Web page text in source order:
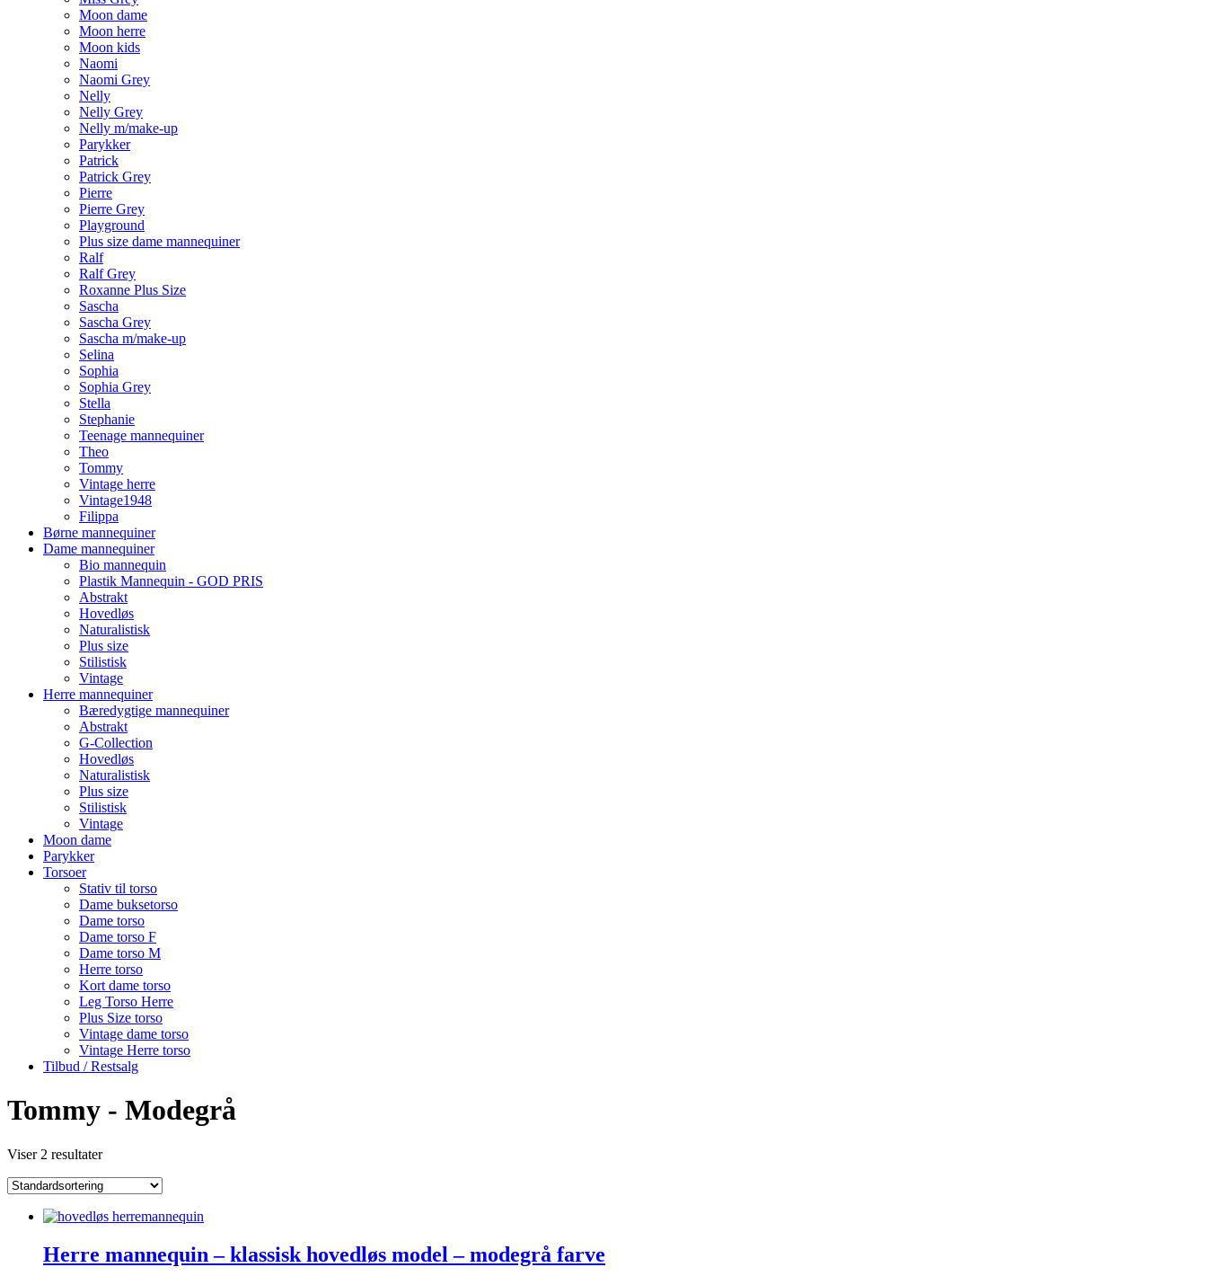
Moon dame
Moon herre
Moon kids
Naomi
Naomi Grey
Nelly
Nelly Grey
Nelly m/make-up
Parykker
Patrick
Patrick Grey
Pierre
Pierre Grey
Playground
Plus size dame mannequiner
Ralf
Ralf Grey
Roxanne Plus Size
Sascha
Sascha Grey
Sascha m/make-up
Selina
Sophia
Sophia Grey
Stella
Stephanie
Teenage mannequiner
Theo
Tommy
Vintage herre
Vintage1948
Filippa
Børne mannequiner
Dame mannequiner
Bio mannequin
Plastik Mannequin - GOD PRIS
Abstrakt
Hovedløs
Naturalistisk
Plus size
Stilistisk
Vintage
Herre mannequiner
Bæredygtige mannequiner
Abstrakt
G-Collection
Hovedløs
Naturalistisk
Plus size
Stilistisk
Vintage
Moon dame
Parykker
Torsoer
Stativ til torso
Dame buksetorso
Dame torso
Dame torso F
Dame torso M
Herre torso
Kort dame torso
Leg Torso Herre
Plus Size torso
Vintage dame torso
Vintage Herre torso
Tilbud / Restsalg
Tommy - Modegrå
Viser 2 resultater
Herre mannequin – klassisk hovedløs model – modegrå farve